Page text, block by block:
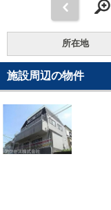
所在地
施設周辺の物件